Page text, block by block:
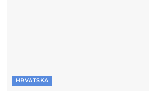
HRVATSKA